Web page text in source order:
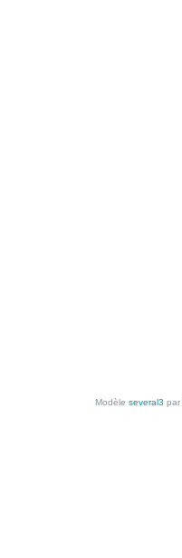
Modèle several3 par